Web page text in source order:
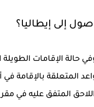
إلى إيطاليا؟
المتعلقة بالإقامة في
المتفق عليه في